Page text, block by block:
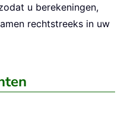
u berekeningen,
rechtstreeks in uw